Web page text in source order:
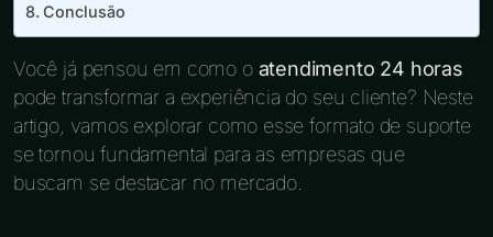
Conclusão
Você já pensou em como o atendimento 24 horas
pode transformar a experiência do seu cliente? Neste
artigo, vamos explorar como esse formato de suporte
se tornou fundamental para as empresas que
buscam se destacar no mercado.